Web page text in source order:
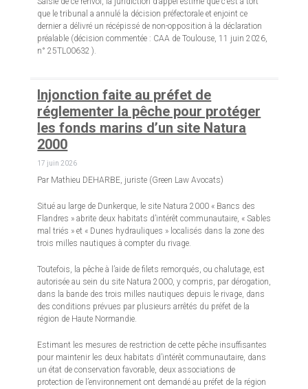
que le tribunal a annulé la décision préfectorale et enjoint ce
dernier a délivré un récépissé de non-opposition à la déclaration
préalable (décision commentée : CAA de Toulouse, 11 juin 2026,
n° 25TL00632 ).
Injonction faite au préfet de
réglementer la pêche pour protéger
les fonds marins d’un site Natura
2000
17 juin 2026
Par Mathieu DEHARBE, juriste (Green Law Avocats)
Situé au large de Dunkerque, le site Natura 2000 « Bancs des
Flandres » abrite deux habitats d’intérêt communautaire, « Sables
mal triés » et « Dunes hydrauliques » localisés dans la zone des
trois milles nautiques à compter du rivage.
Toutefois, la pêche à l’aide de filets remorqués, ou chalutage, est
autorisée au sein du site Natura 2000, y compris, par dérogation,
dans la bande des trois milles nautiques depuis le rivage, dans
des conditions prévues par plusieurs arrêtés du préfet de la
région de Haute Normandie.
Estimant les mesures de restriction de cette pêche insuffisantes
pour maintenir les deux habitats d’intérêt communautaire, dans
un état de conservation favorable, deux associations de
protection de l’environnement ont demandé au préfet de la région